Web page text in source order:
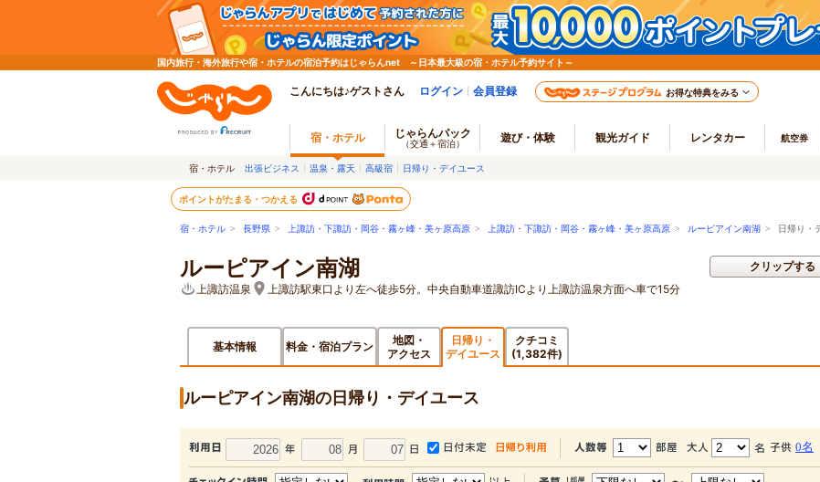
国内旅行・海外旅行や宿・ホテルの宿泊予約はじゃらんnet ～日本最大級の宿・ホテル予約サイト～
こんにちは♪ゲストさん ログイン 会員登録 お得な特典をみる
宿・ホテル じゃらんパック
（交通＋宿泊） 遊び・体験 観光ガイド レンタカー 航空券
宿・ホテル 出張ビジネス 温泉・露天 高級宿 日帰り・デイユース
ポイントがたまる・つかえる
宿・ホテル > 長野県 > 上諏訪・下諏訪・岡谷・霧ヶ峰・美ヶ原高原 > 上諏訪・下諏訪・岡谷・霧ヶ峰・美ヶ原高原 > ルーピアイン南湖 > 日帰り・
ルーピアイン南湖
上諏訪温泉 上諏訪駅東口より左へ徒歩5分。中央自動車道諏訪ICより上諏訪温泉方面へ車で15分
クリップする
基本情報 料金・宿泊プラン
地図・
アクセス
日帰り・
デイユース
クチコミ
(1,382件)
ルーピアイン南湖の日帰り・デイユース
0名